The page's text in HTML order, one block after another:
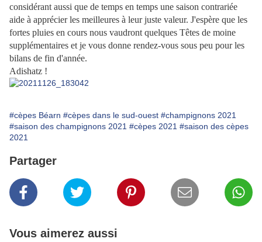
considérant aussi que de temps en temps une saison contrariée
aide à apprécier les meilleures à leur juste valeur. J'espère que les
fortes pluies en cours nous vaudront quelques Têtes de moine
supplémentaires et je vous donne rendez-vous sous peu pour les
bilans de fin d'année.
Adishatz !
#cèpes Béarn #cèpes dans le sud-ouest #champignons 2021
#saison des champignons 2021 #cèpes 2021 #saison des cèpes
2021
Partager
Vous aimerez aussi